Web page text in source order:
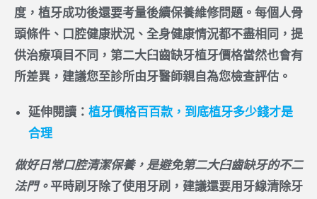
度，植牙成功後還要考量後續保養維修問題。每個人骨
頭條件、口腔健康狀況、全身健康情況都不盡相同，提
供治療項目不同， 第二大臼齒缺牙植牙價格當然也會有
所差異 ，建議您至診所由牙醫師親自為您檢查評估。
延伸閱讀： 植牙價格百百款，到底植牙多少錢才是
合理
做好日常口腔清潔保養，是避免第二大臼齒缺牙的不二
法門。 平時刷牙除了使用牙刷，建議還要用牙線清除牙